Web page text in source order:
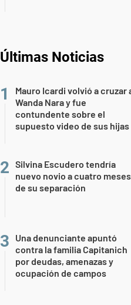
Últimas Noticias
Mauro Icardi volvió a cruzar
Wanda Nara y fue
contundente sobre el
supuesto video de sus hijas
Silvina Escudero tendría
nuevo novio a cuatro meses
de su separación
Una denunciante apuntó
contra la familia Capitanich
por deudas, amenazas y
ocupación de campos